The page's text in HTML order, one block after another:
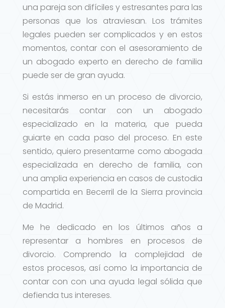
una pareja son difíciles y estresantes para las
personas que los atraviesan. Los trámites
legales pueden ser complicados y en estos
momentos, contar con el asesoramiento de
un abogado experto en derecho de familia
puede ser de gran ayuda.
Si estás inmerso en un proceso de divorcio,
necesitarás contar con un abogado
especializado en la materia, que pueda
guiarte en cada paso del proceso. En este
sentido, quiero presentarme como abogada
especializada en derecho de familia, con
una amplia experiencia en casos de custodia
compartida en Becerril de la Sierra provincia
de Madrid.
Me he dedicado en los últimos años a
representar a hombres en procesos de
divorcio. Comprendo la complejidad de
estos procesos, así como la importancia de
contar con con una ayuda legal sólida que
defienda tus intereses.